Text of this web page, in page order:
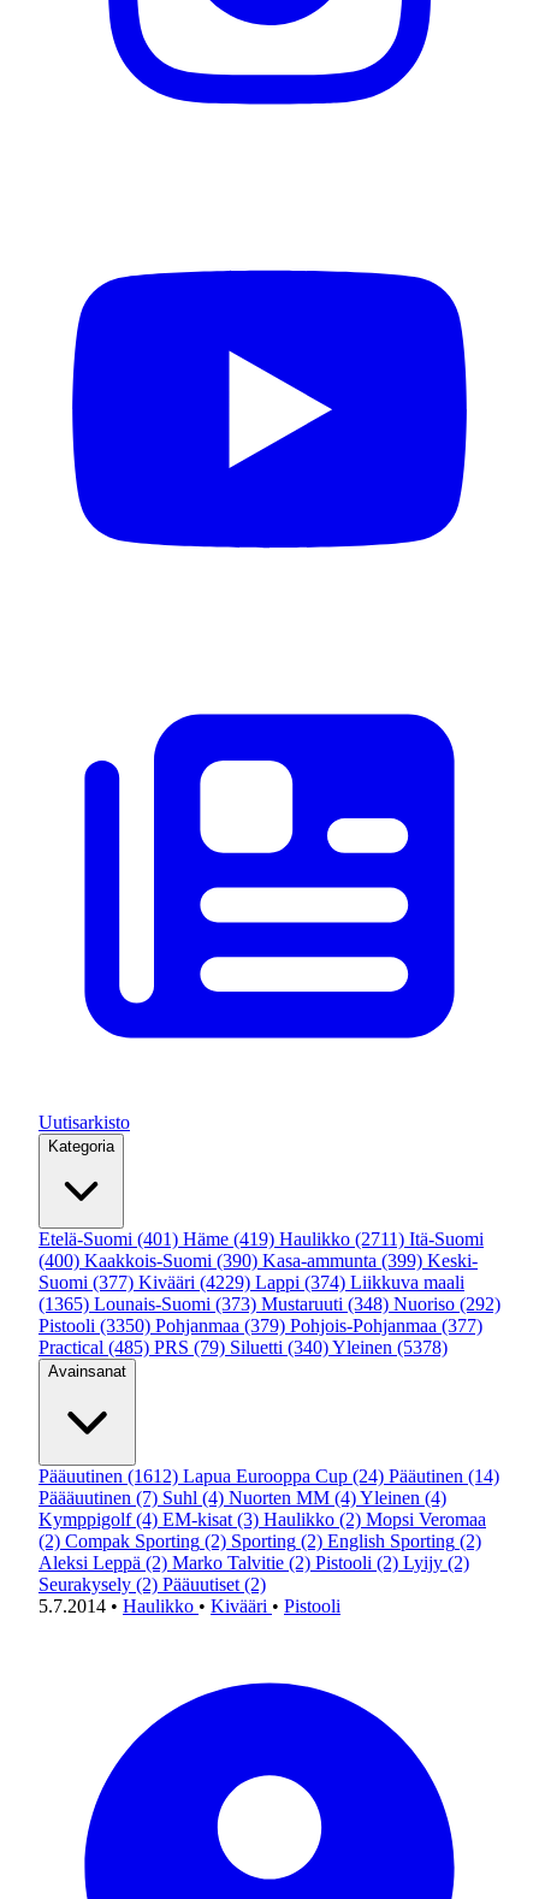
Uutisarkisto
Kategoria
Etelä-Suomi (401) Häme (419) Haulikko (2711) Itä-Suomi
(400) Kaakkois-Suomi (390) Kasa-ammunta (399) Keski-
Suomi (377) Kivääri (4229) Lappi (374) Liikkuva maali
(1365) Lounais-Suomi (373) Mustaruuti (348) Nuoriso (292)
Pistooli (3350) Pohjanmaa (379) Pohjois-Pohjanmaa (377)
Practical (485) PRS (79) Siluetti (340)Yleinen (5378)
Avainsanat
Pääuutinen (1612) Lapua Eurooppa Cup (24) Pääutinen (14)
Päääuutinen (7) Suhl (4) Nuorten MM (4)Yleinen (4)
Kymppigolf (4) EM-kisat (3) Haulikko (2) Mopsi Veromaa
(2) Compak Sporting (2) Sporting (2) English Sporting (2)
Aleksi Leppä (2) Marko Talvitie (2) Pistooli (2) Lyijy (2)
Seurakysely (2) Pääuutiset (2)
5.7.2014 • Haulikko • Kivääri • Pistooli